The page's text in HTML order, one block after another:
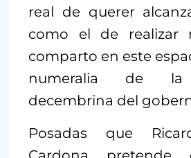
real de querer
como el de realizar
comparto en este
numeralia de la
decembrina del
Posadas que